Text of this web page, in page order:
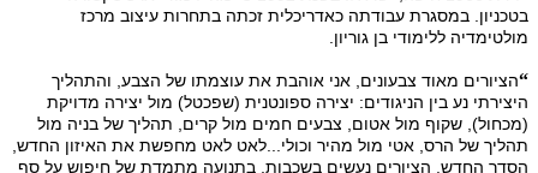
בטכניון. במסגרת עבודתה כאדריכלית זכתה בתחרות עיצוב מרכז
מולטימדיה ללימודי בן גוריון.
“הציורים מאוד צבעונים, אני אוהבת את עוצמתו של הצבע, והתהליך
היצירתי נע בין הניגודים: יצירה ספונטנית (שפכטל) מול יצירה מדויקת
(מכחול), שקוף מול אטום, צבעים חמים מול קרים, תהליך של בניה מול
תהליך של הרס, אטי מול מהיר וכולי...לאט לאט מחפשת את האיזון החדש,
הסדר החדש. הציורים נעשים בשכבות, בתנועה מתמדת של חיפוש על סף